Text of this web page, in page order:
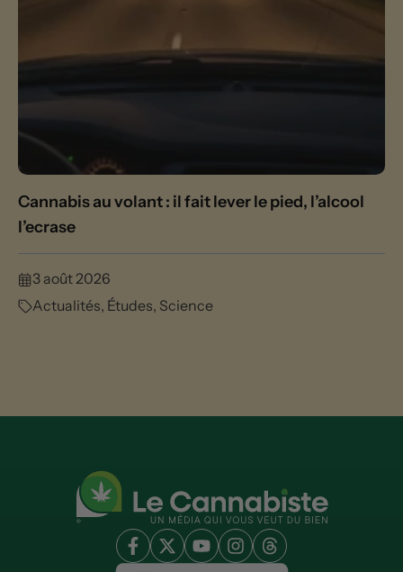
Cannabis au volant : il fait lever le pied, l’alcool
l’ecrase
3 août 2026
Actualités, Études, Science